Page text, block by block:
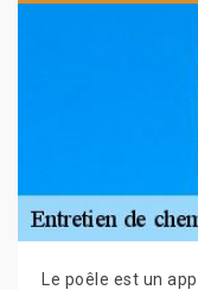
Le poêle est un